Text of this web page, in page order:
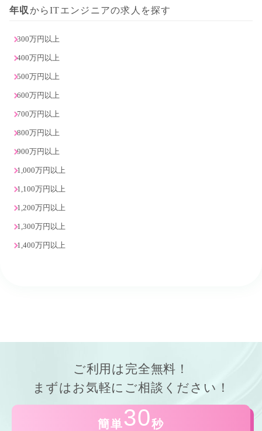
年収 からITエンジニアの求人を探す
300万円以上
400万円以上
500万円以上
600万円以上
700万円以上
800万円以上
900万円以上
1,000万円以上
1,100万円以上
1,200万円以上
1,300万円以上
1,400万円以上
ご利用は 完全無料！
まずはお気軽にご相談ください！
簡単30秒